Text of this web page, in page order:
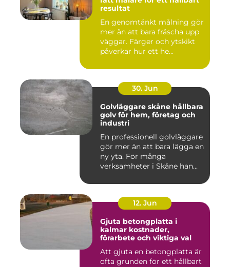
resultat
En genomtänkt målning gör
mer än att bara fräscha upp
väggar. Färger och ytskikt
påverkar hur ett he...
30. Jun
Golvläggare skåne hållbara
golv för hem, företag och
industri
En professionell golvläggare
gör mer än att bara lägga en
ny yta. För många
verksamheter i Skåne han...
12. Jun
Gjuta betongplatta i
kalmar kostnader,
förarbete och viktiga val
Att gjuta en betongplatta är
ofta grunden för ett hållbart